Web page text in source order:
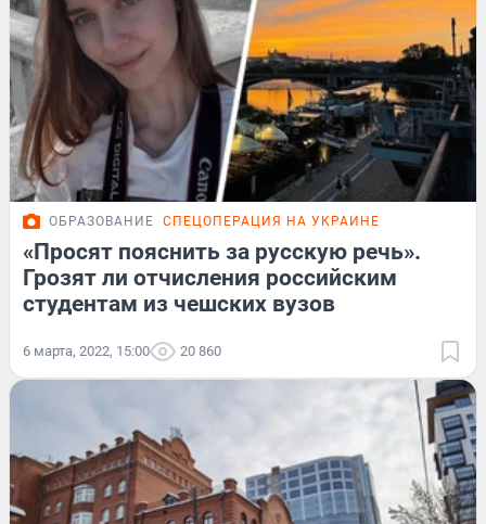
ОБРАЗОВАНИЕ СПЕЦОПЕРАЦИЯ НА УКРАИНЕ
«Просят пояснить за русскую речь».
Грозят ли отчисления российским
студентам из чешских вузов
6 марта, 2022, 15:00 20 860